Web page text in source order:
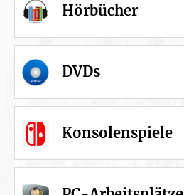
Hörbücher
DVDs
Konsolenspiele